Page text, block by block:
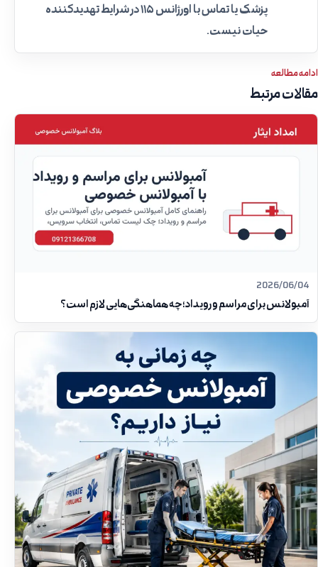
پزشک یا تماس با اورژانس ۱۱۵ در شرایط تهدیدکننده
حیات نیست.
ادامه مطالعه
مقالات مرتبط
2026/06/04
آمبولانس برای مراسم و رویداد؛ چه هماهنگی‌هایی لازم است؟